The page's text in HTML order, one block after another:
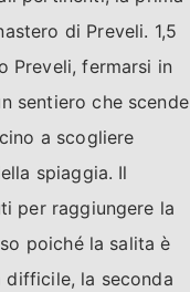
di Preveli. 1,5
Preveli, fermarsi in
sentiero che scende
a scogliere
spiaggia. Il
per raggiungere la
poiché la salita è
la seconda